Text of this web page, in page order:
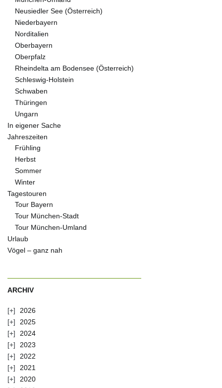
Neusiedler See (Österreich)
Niederbayern
Norditalien
Oberbayern
Oberpfalz
Rheindelta am Bodensee (Österreich)
Schleswig-Holstein
Schwaben
Thüringen
Ungarn
In eigener Sache
Jahreszeiten
Frühling
Herbst
Sommer
Winter
Tagestouren
Tour Bayern
Tour München-Stadt
Tour München-Umland
Urlaub
Vögel – ganz nah
ARCHIV
2026
2025
2024
2023
2022
2021
2020